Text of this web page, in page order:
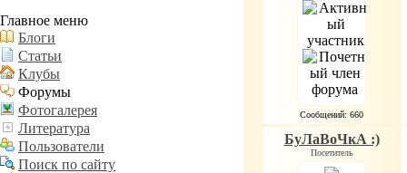
Главное меню
Блоги
Статьи
Клубы
Форумы
Фотогалерея
Литература
Пользователи
Поиск по сайту
Сообщений: 660
БуЛаВоЧкА :)
Посетитель